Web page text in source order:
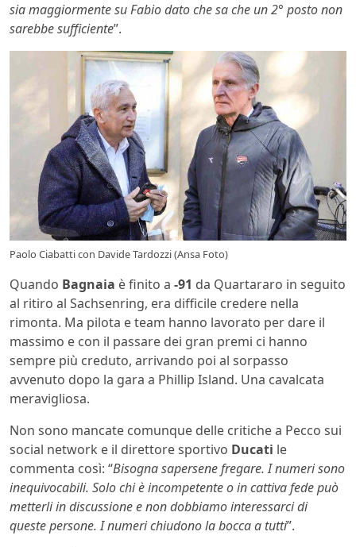
sia maggiormente su Fabio dato che sa che un 2° posto non
sarebbe sufficiente”.
Paolo Ciabatti con Davide Tardozzi (Ansa Foto)
Quando Bagnaia è finito a -91 da Quartararo in seguito
al ritiro al Sachsenring, era difficile credere nella
rimonta. Ma pilota e team hanno lavorato per dare il
massimo e con il passare dei gran premi ci hanno
sempre più creduto, arrivando poi al sorpasso
avvenuto dopo la gara a Phillip Island. Una cavalcata
meravigliosa.
Non sono mancate comunque delle critiche a Pecco sui
social network e il direttore sportivo Ducati le
commenta così: “Bisogna sapersene fregare. I numeri sono
inequivocabili. Solo chi è incompetente o in cattiva fede può
metterli in discussione e non dobbiamo interessarci di
queste persone. I numeri chiudono la bocca a tutti”.